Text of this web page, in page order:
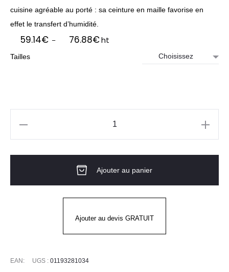
cuisine agréable au porté : sa ceinture en maille favorise en
effet le transfert d’humidité.
59.14€ – 76.88€Plage
ht
Tailles
cuisine
Ajouter au panier
Ajouter au devis GRATUIT
EAN: UGS : 01193281034